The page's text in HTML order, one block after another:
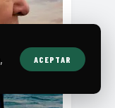
ACEPTAR